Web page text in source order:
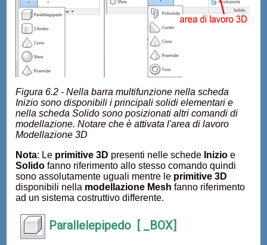
Figura 6.2 - Nella barra multifunzione nella scheda
Inizio sono disponibili i principali solidi elementari e
nella scheda Solido sono posizionati altri comandi di
modellazione. Notare che è attivata l'area di lavoro
Modellazione 3D
Nota: Le primitive 3D presenti nelle schede Inizio e
Solido fanno riferimento allo stesso comando quindi
sono assolutamente uguali mentre le primitive 3D
disponibili nella modellazione Mesh fanno riferimento
ad un sistema costruttivo differente.
Parallelepipedo [ _BOX]